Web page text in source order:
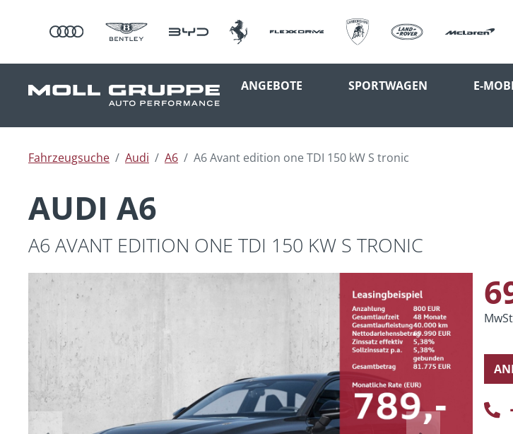
ANGEBOTE SPORTWAGEN E-
Fahrzeugsuche Audi A6 A6 Avant edition one TDI 150 kW S tronic
AUDI A6
A6 AVANT EDITION ONE TDI 150 KW S TRONIC